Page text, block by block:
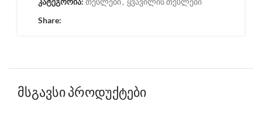
Share:
მსგავსი პროდუქტები